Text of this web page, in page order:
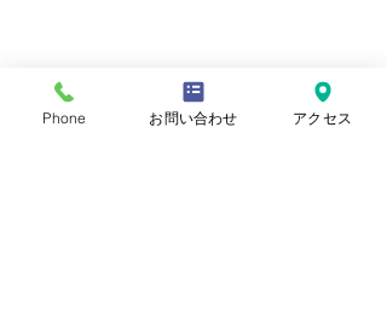
Phone お問い合わせ アクセス